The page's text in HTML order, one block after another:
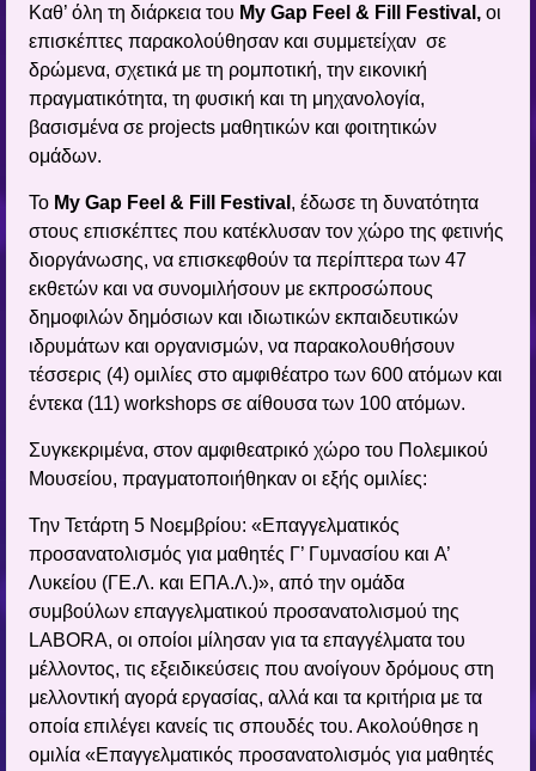
Καθ’ όλη τη διάρκεια του My Gap Feel & Fill Festival, οι
επισκέπτες παρακολούθησαν και συμμετείχαν σε
δρώμενα, σχετικά με τη ρομποτική, την εικονική
πραγματικότητα, τη φυσική και τη μηχανολογία,
βασισμένα σε projects μαθητικών και φοιτητικών
ομάδων.
Το My Gap Feel & Fill Festival , έδωσε τη δυνατότητα
στους επισκέπτες που κατέκλυσαν τον χώρο της φετινής
διοργάνωσης, να επισκεφθούν τα περίπτερα των 47
εκθετών και να συνομιλήσουν με εκπροσώπους
δημοφιλών δημόσιων και ιδιωτικών εκπαιδευτικών
ιδρυμάτων και οργανισμών, να παρακολουθήσουν
τέσσερις (4) ομιλίες στο αμφιθέατρο των 600 ατόμων και
έντεκα (11) workshops σε αίθουσα των 100 ατόμων.
Συγκεκριμένα, στον αμφιθεατρικό χώρο του Πολεμικού
Μουσείου, πραγματοποιήθηκαν οι εξής ομιλίες:
Την Τετάρτη 5 Νοεμβρίου: «Επαγγελματικός
προσανατολισμός για μαθητές Γ’ Γυμνασίου και A’
Λυκείου (ΓΕ.Λ. και ΕΠΑ.Λ.)», από την ομάδα
συμβούλων επαγγελματικού προσανατολισμού της
LABORA, οι οποίοι μίλησαν για τα επαγγέλματα του
μέλλοντος, τις εξειδικεύσεις που ανοίγουν δρόμους στη
μελλοντική αγορά εργασίας, αλλά και τα κριτήρια με τα
οποία επιλέγει κανείς τις σπουδές του. Ακολούθησε η
ομιλία «Επαγγελματικός προσανατολισμός για μαθητές